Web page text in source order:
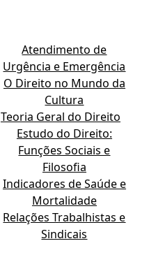
Atendimento de
Urgência e Emergência
O Direito no Mundo da
Cultura
Teoria Geral do Direito
Estudo do Direito:
Funções Sociais e
Filosofia
Indicadores de Saúde e
Mortalidade
Relações Trabalhistas e
Sindicais